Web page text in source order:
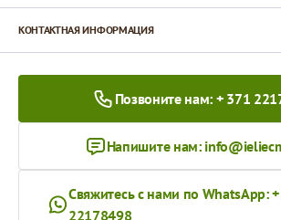
КОНТАКТНАЯ ИНФОРМАЦИЯ
Позвоните нам: + 371
Напишите нам:
Свяжитесь с нами по WhatsApp:
22178498